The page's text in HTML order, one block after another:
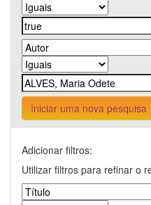
Iniciar uma nova pesquisa
Adicionar filtros:
Utilizar filtros para refinar o